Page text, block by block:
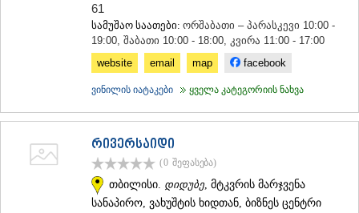
ᲡᲐᲛᲔᲒᲠᲔᲚᲝ/ᲖᲔᲛᲝ ᲡᲕᲐᲜᲔᲗᲘ
ᲡᲔᲜᲐᲙᲘ
ᲤᲝᲗᲘ
ᲩᲮᲝᲠᲝᲬᲧᲣ
61
სამუშაო საათები: ორშაბათი – პარასკევი 10:00 -
19:00, შაბათი 10:00 - 18:00, კვირა 11:00 - 17:00
website
email map facebook
ვინილის იატაკები ყველა კატეგორიის ნახვა
რივერსაიდი
(0 შეფასება)
თბილისი. დიდუბე , მტკვრის მარჯვენა
სანაპირო, ვახუშტის ხიდთან, ბიზნეს ცენტრი